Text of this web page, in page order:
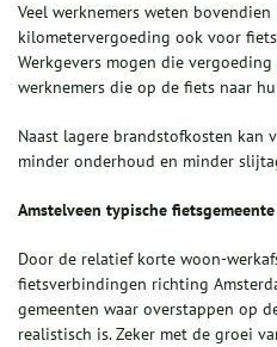
Veel werknemers weten
kilometervergoeding ook voor
Werkgevers mogen die
werknemers die op de fiets naar
Naast lagere brandstofkosten kan
minder onderhoud en minder
Amstelveen typische fietsgemeente
Door de relatief korte woon-
fietsverbindingen richting
gemeenten waar overstappen op
realistisch is. Zeker met de groei